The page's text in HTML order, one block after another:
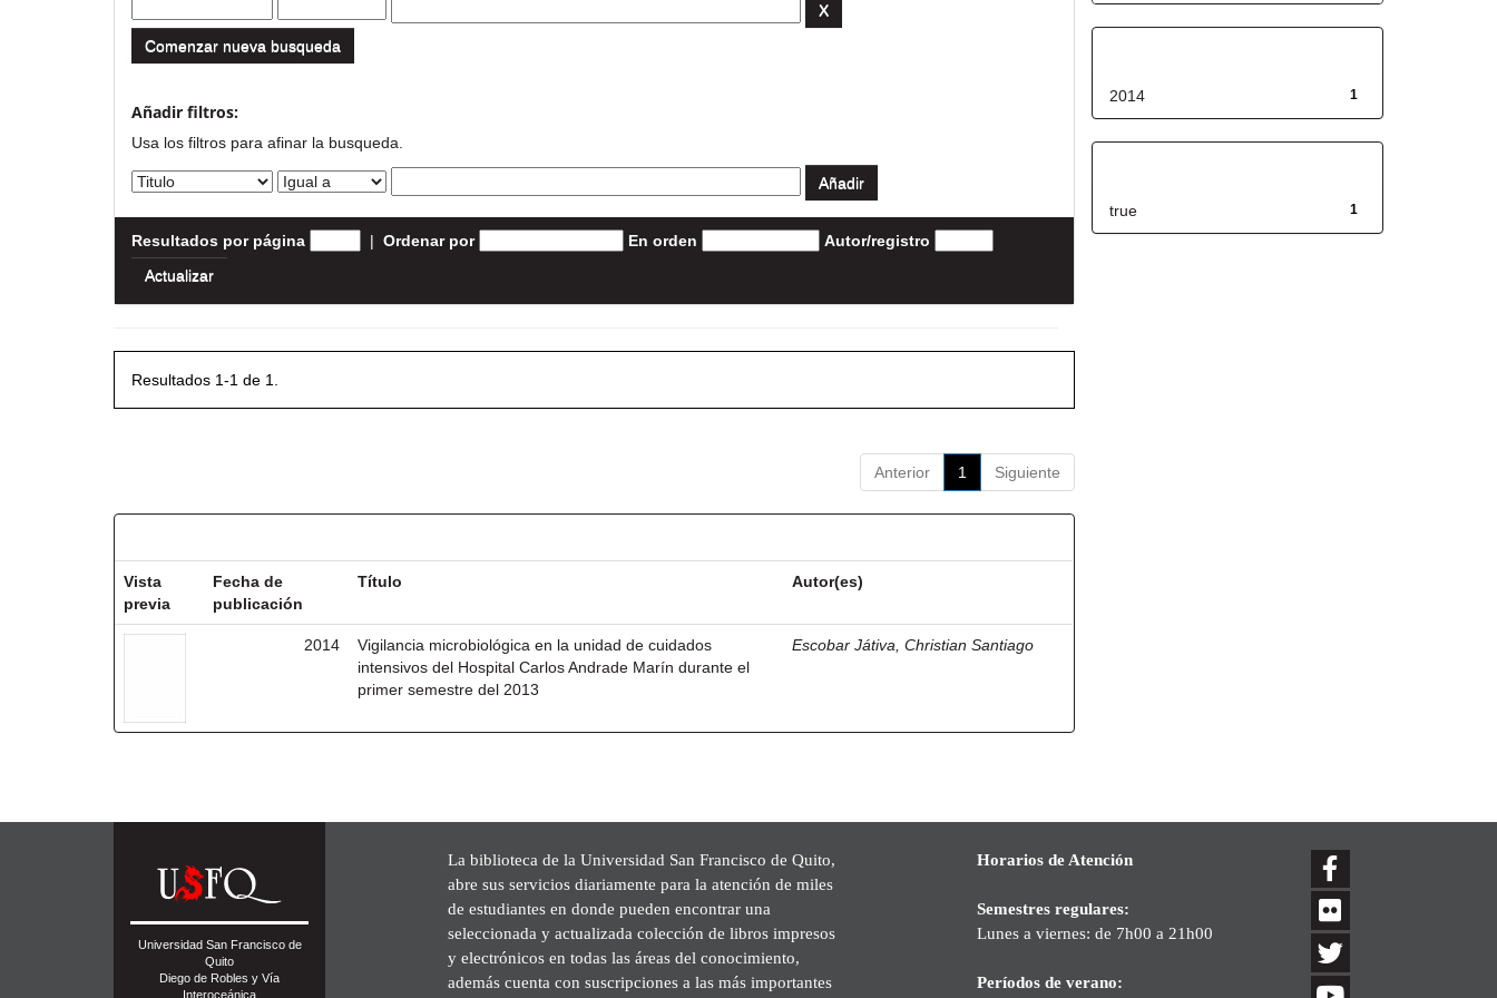
Comenzar nueva busqueda
Añadir filtros:
Usa los filtros para afinar la busqueda.
Resultados por página | Ordenar por En orden Autor/registro
Resultados 1-1 de 1.
Anterior 1 Siguiente
Vista
previa
Fecha de
publicación
Título Autor(es)
2014
Vigilancia microbiológica en la unidad de cuidados
intensivos del Hospital Carlos Andrade Marín durante el
primer semestre del 2013
Escobar Játiva, Christian Santiago
1
2014
1
true
Universidad San Francisco de
Quito
Diego de Robles y Vía
Interoceánica
La biblioteca de la Universidad San Francisco de Quito,
abre sus servicios diariamente para la atención de miles
de estudiantes en donde pueden encontrar una
seleccionada y actualizada colección de libros impresos
y electrónicos en todas las áreas del conocimiento,
además cuenta con suscripciones a las más importantes
Horarios de Atención
Semestres regulares:
Lunes a viernes: de 7h00 a 21h00
Períodos de verano: